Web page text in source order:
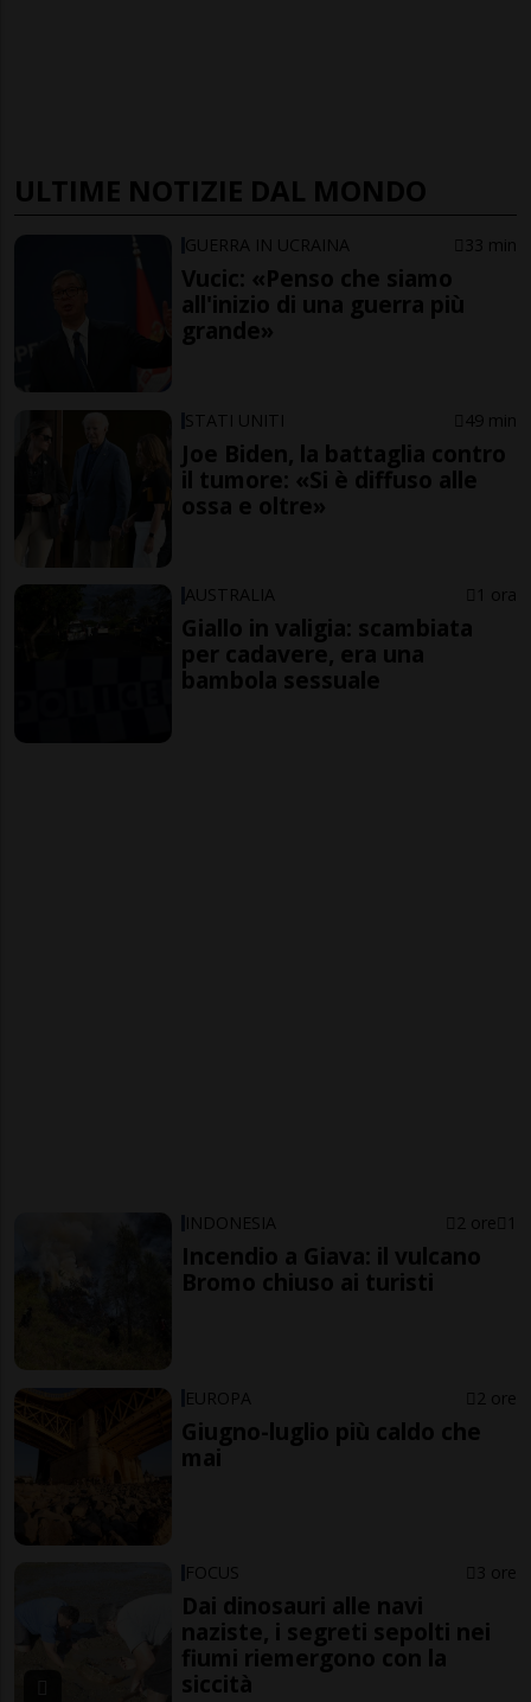
ULTIME NOTIZIE DAL MONDO
GUERRA IN UCRAINA 33 min
Vucic: «Penso che siamo
all'inizio di una guerra più
grande»
STATI UNITI 49 min
Joe Biden, la battaglia contro
il tumore: «Si è diffuso alle
ossa e oltre»
AUSTRALIA 1 ora
Giallo in valigia: scambiata
per cadavere, era una
bambola sessuale
INDONESIA 2 ore 1
Incendio a Giava: il vulcano
Bromo chiuso ai turisti
EUROPA 2 ore
Giugno-luglio più caldo che
mai
FOCUS 3 ore
Dai dinosauri alle navi
naziste, i segreti sepolti nei
fiumi riemergono con la
siccità